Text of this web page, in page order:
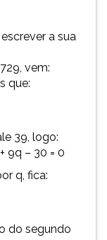
a sua
vem:
que:
39, logo:
9q – 30 = 0
q, fica:
do segundo